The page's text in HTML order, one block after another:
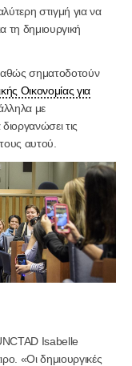
στιγμή για να
τη δημιουργική
σηματοδοτούν
Οικονομίας για
με
τις
αυτού.
Isabelle
«Οι δημιουργικές